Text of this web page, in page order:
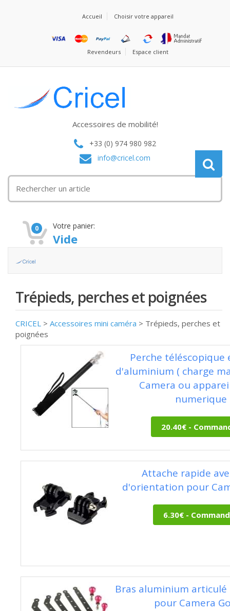
Accueil Choisir votre appareil
Revendeurs Espace client
Accessoires de mobilité!
+33 (0) 974 980 982
info@cricel.com
0 Votre panier:
Vide
Trépieds, perches et poignées
CRICEL > Accessoires mini caméra > Trépieds, perches et
poignées
Perche téléscopique
d'aluminium ( charge
Camera ou
numerique
Attache rapide
d'orientation pour
Bras aluminium
pour Camera